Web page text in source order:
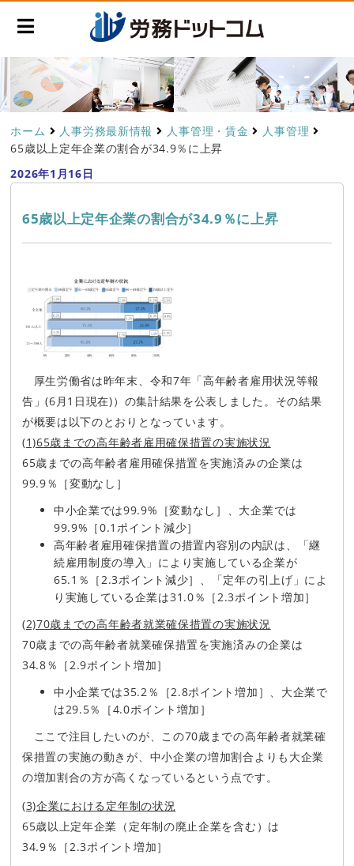
ホーム 人事労務最新情報 人事管理・賃金
人事管理
65歳以上定年企業の割合が34.9％に上昇
2026年1月16日
65歳以上定年企業の割合が34.9％に上昇
厚生労働省は昨年末、令和7年「高年齢者雇用状況等報
告」(6月1日現在)）の集計結果を公表しました。その結果
が概要は以下のとおりとなっています。
(1)65歳までの高年齢者雇用確保措置の実施状況
65歳までの高年齢者雇用確保措置を実施済みの企業は
99.9％［変動なし］
中小企業では99.9%［変動なし］、大企業では
99.9%［0.1ポイント減少］
高年齢者雇用確保措置の措置内容別の内訳は、「継
続雇用制度の導入」により実施している企業が
65.1％［2.3ポイント減少］、「定年の引上げ」によ
り実施している企業は31.0％［2.3ポイント増加］
(2)70歳までの高年齢者就業確保措置の実施状況
70歳までの高年齢者就業確保措置を実施済みの企業は
34.8％［2.9ポイント増加］
中小企業では35.2％［2.8ポイント増加］、大企業で
は29.5％［4.0ポイント増加］
ここで注目したいのが、この70歳までの高年齢者就業確
保措置の実施の動きが、中小企業の増加割合よりも大企業
の増加割合の方が高くなっているという点です。
(3)企業における定年制の状況
65歳以上定年企業（定年制の廃止企業を含む）は
34.9％［2.3ポイント増加］